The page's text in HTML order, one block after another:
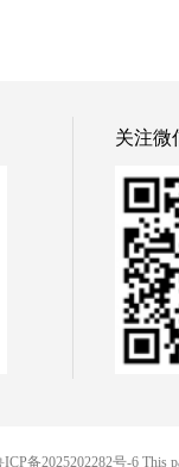
关注微
ICP备2025202282号-6 This